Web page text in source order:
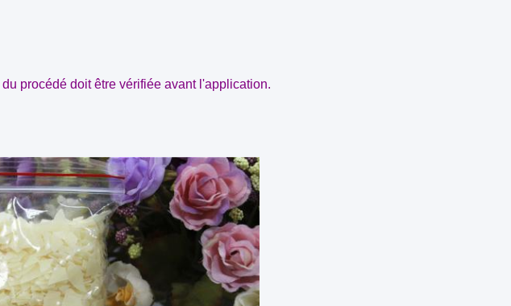
procédé doit être vérifiée avant l'application.